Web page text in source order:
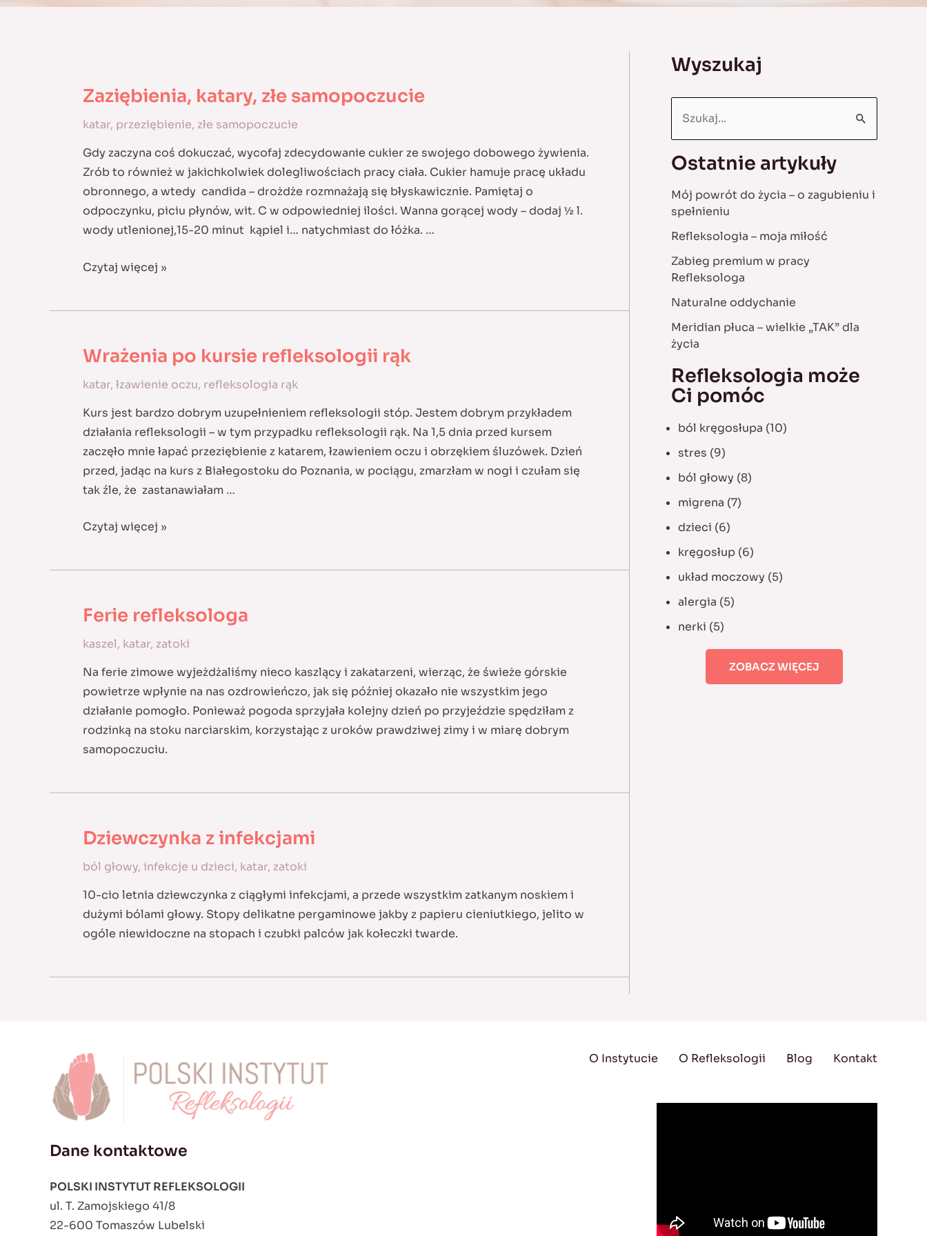
Zaziębienia, katary, złe samopoczucie
katar, przeziębienie, złe samopoczucie
Gdy zaczyna coś dokuczać, wycofaj zdecydowanie cukier ze swojego dobowego żywienia.
Zrób to również w jakichkolwiek dolegliwościach pracy ciała. Cukier hamuje pracę układu
obronnego, a wtedy candida – drożdże rozmnażają się błyskawicznie. Pamiętaj o
odpoczynku, piciu płynów, wit. C w odpowiedniej ilości. Wanna gorącej wody – dodaj ½ l.
wody utlenionej,15-20 minut kąpiel i… natychmiast do łóżka. …
Zaziębienia,
Czytaj więcej »
Wrażenia po kursie refleksologii rąk
katar, łzawienie oczu, refleksologia rąk
Kurs jest bardzo dobrym uzupełnieniem refleksologii stóp. Jestem dobrym przykładem
działania refleksologii – w tym przypadku refleksologii rąk. Na 1,5 dnia przed kursem
zaczęło mnie łapać przeziębienie z katarem, łzawieniem oczu i obrzękiem śluzówek. Dzień
przed, jadąc na kurs z Białegostoku do Poznania, w pociągu, zmarzłam w nogi i czułam się
tak źle, że zastanawiałam …
Wrażenia
Czytaj więcej »
Ferie refleksologa
kaszel, katar, zatoki
Na ferie zimowe wyjeżdżaliśmy nieco kaszlący i zakatarzeni, wierząc, że świeże górskie
powietrze wpłynie na nas ozdrowieńczo, jak się później okazało nie wszystkim jego
działanie pomogło. Ponieważ pogoda sprzyjała kolejny dzień po przyjeździe spędziłam z
rodzinką na stoku narciarskim, korzystając z uroków prawdziwej zimy i w miarę dobrym
samopoczuciu.
Dziewczynka z infekcjami
ból głowy, infekcje u dzieci, katar, zatoki
10-cio letnia dziewczynka z ciągłymi infekcjami, a przede wszystkim zatkanym noskiem i
dużymi bólami głowy. Stopy delikatne pergaminowe jakby z papieru cieniutkiego, jelito w
ogóle niewidoczne na stopach i czubki palców jak kołeczki twarde.
Wyszukaj
r
c
h
f
o
r
:
Ostatnie artykuły
Mój powrót do życia – o zagubieniu i
spełnieniu
Refleksologia – moja miłość
Zabieg premium w pracy
Refleksologa
Naturalne oddychanie
Meridian płuca – wielkie „TAK” dla
życia
Refleksologia może
Ci pomóc
ból kręgosłupa (10)
stres (9)
ból głowy (8)
migrena (7)
dzieci (6)
kręgosłup (6)
układ moczowy (5)
alergia (5)
nerki (5)
ZOBACZ WIĘCEJ
Dane kontaktowe
POLSKI INSTYTUT REFLEKSOLOGII
ul. T. Zamojskiego 41/8
22-600 Tomaszów Lubelski
O Instytucie O Refleksologii Blog Kontakt